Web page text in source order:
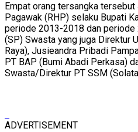
Empat orang tersangka tersebut
Pagawak (RHP) selaku Bupati
periode 2013-2018 dan
(SP) Swasta yang juga Direktur
Raya), Jusieandra Pribadi
PT BAP (Bumi Abadi Perkasa)
Swasta/Direktur PT SSM
ADVERTISEMENT